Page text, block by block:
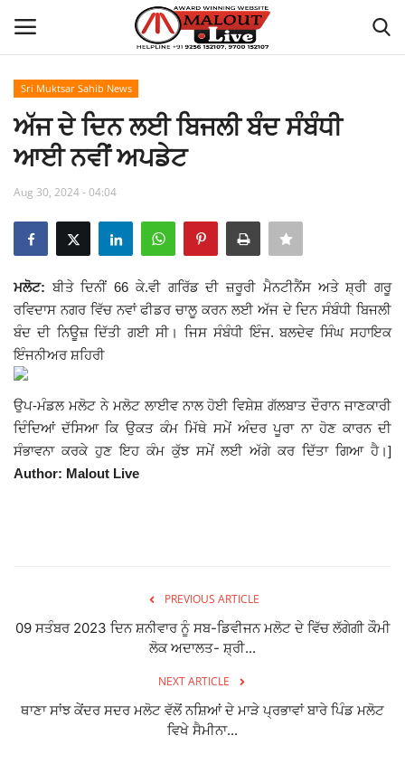
Home
How to Reach Malout
Privacy Policy
Malout News
Giddarbaha
Railway Time Table
Punjab
Important
Sri Muktsar Sahib News
ਅੱਜ ਦੇ ਦਿਨ ਲਈ ਬਿਜਲੀ ਬੰਦ ਸੰਬੰਧੀ
ਆਈ ਨਵੀਂ ਅਪਡੇਟ
Aug 30, 2024 - 04:04
ਮਲੋਟ: ਬੀਤੇ ਦਿਨੀਂ 66 ਕੇ.ਵੀ ਗਰਿੱਡ ਦੀ ਜ਼ਰੂਰੀ ਮੈਨਟੀਨੈਂਸ ਅਤੇ ਸ਼੍ਰੀ ਗਰੂ
ਰਵਿਦਾਸ ਨਗਰ ਵਿੱਚ ਨਵਾਂ ਫੀਡਰ ਚਾਲੂ ਕਰਨ ਲਈ ਅੱਜ ਦੇ ਦਿਨ ਸੰਬੰਧੀ ਬਿਜਲੀ
ਬੰਦ ਦੀ ਨਿਊਜ਼ ਦਿੱਤੀ ਗਈ ਸੀ। ਜਿਸ ਸੰਬੰਧੀ ਇੰਜ. ਬਲਦੇਵ ਸਿੰਘ ਸਹਾਇਕ
ਇੰਜਨੀਅਰ ਸ਼ਹਿਰੀ
ਉਪ-ਮੰਡਲ ਮਲੋਟ ਨੇ ਮਲੋਟ ਲਾਈਵ ਨਾਲ ਹੋਈ ਵਿਸ਼ੇਸ਼ ਗੱਲਬਾਤ ਦੌਰਾਨ ਜਾਣਕਾਰੀ
ਦਿੰਦਿਆਂ ਦੱਸਿਆ ਕਿ ਉਕਤ ਕੰਮ ਮਿੱਥੇ ਸਮੇਂ ਅੰਦਰ ਪੂਰਾ ਨਾ ਹੋਣ ਕਾਰਨ ਦੀ
ਸੰਭਾਵਨਾ ਕਰਕੇ ਹੁਣ ਇਹ ਕੰਮ ਕੁੱਝ ਸਮੇਂ ਲਈ ਅੱਗੇ ਕਰ ਦਿੱਤਾ ਗਿਆ ਹੈ।]
Author: Malout Live
PREVIOUS ARTICLE
09 ਸਤੰਬਰ 2023 ਦਿਨ ਸ਼ਨੀਵਾਰ ਨੂੰ ਸਬ-ਡਿਵੀਜਨ ਮਲੋਟ ਦੇ ਵਿੱਚ ਲੱਗੇਗੀ ਕੌਮੀ
ਲੋਕ ਅਦਾਲਤ- ਸ਼੍ਰੀ...
NEXT ARTICLE
ਥਾਣਾ ਸਾਂਝ ਕੇਂਦਰ ਸਦਰ ਮਲੋਟ ਵੱਲੋਂ ਨਸ਼ਿਆਂ ਦੇ ਮਾੜੇ ਪ੍ਰਭਾਵਾਂ ਬਾਰੇ ਪਿੰਡ ਮਲੋਟ
ਵਿਖੇ ਸੈਮੀਨਾ...